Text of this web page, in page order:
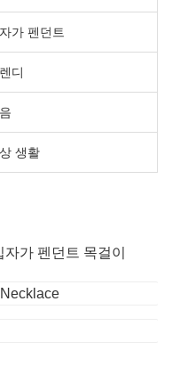
가 펜던트
디
생활
가 펜던트 목걸이